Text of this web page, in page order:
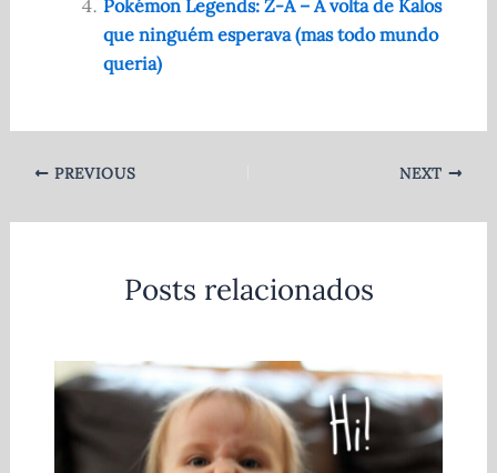
Pokémon Legends: Z-A – A volta de Kalos
que ninguém esperava (mas todo mundo
queria)
PREVIOUS NEXT
Posts relacionados